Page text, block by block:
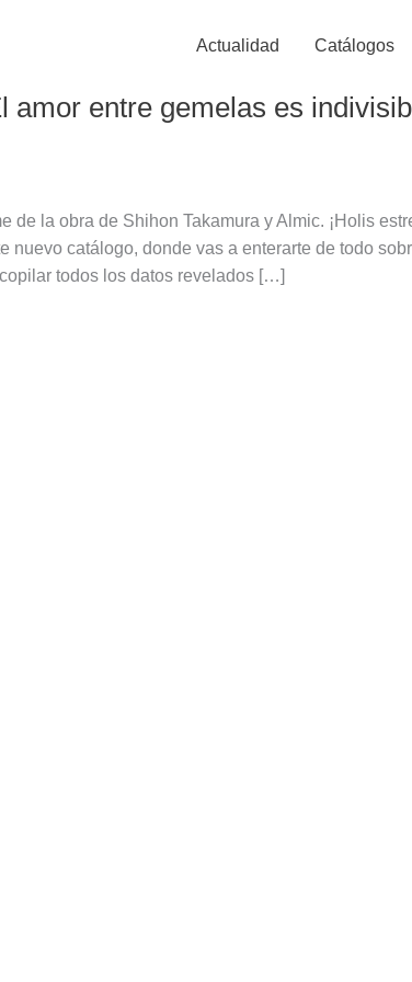
Actualidad Catálogos
amor entre gemelas es
de la obra de Shihon Takamura y Almic. ¡Holis
nuevo catálogo, donde vas a enterarte de todo
todos los datos revelados […]